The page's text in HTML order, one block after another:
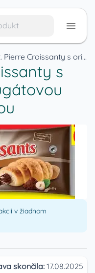
St. Pierre Croissanty s orieškovo-nugátovou náplňou
s
v žiadnom
skončila: 17.08.2025